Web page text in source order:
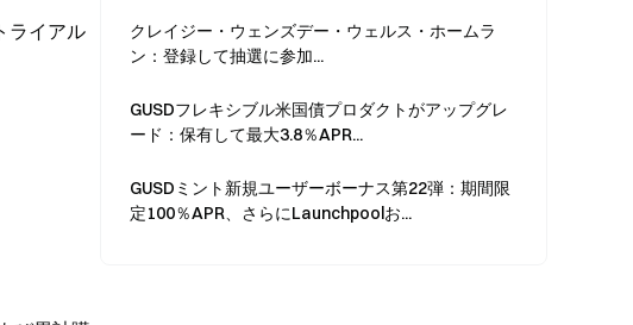
ライアル
クレイジー・ウェンズデー・ウェルス・ホームラ
ン：登録して抽選に参加...
GUSDフレキシブル米国債プロダクトがアップグレ
ード：保有して最大3.8％APR...
GUSDミント新規ユーザーボーナス第22弾：期間限
定100％APR、さらにLaunchpoolお...